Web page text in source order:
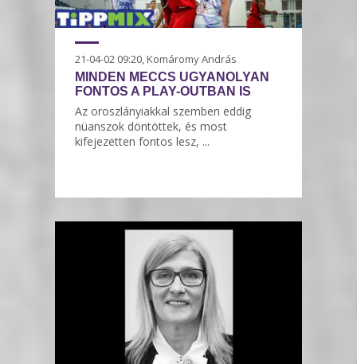
21-04-02 09:20, Komáromy András
MINDEN MECCS UGYANOLYAN
FONTOS A PLAY-OUTBAN IS
Az oroszlányiakkal szemben eddig
nüanszok döntöttek, és most
kifejezetten fontos lesz, ...